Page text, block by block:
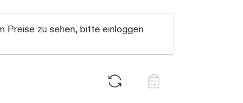
Preise zu sehen, bitte einloggen